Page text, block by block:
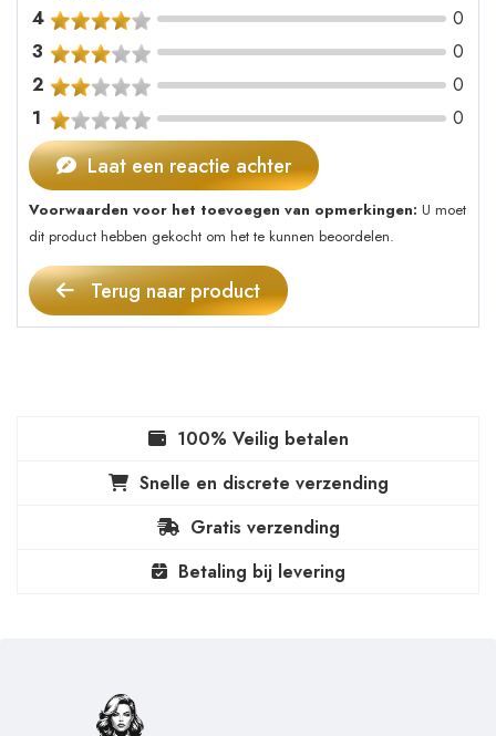
4
0
3
0
2
0
1
0
Laat een reactie achter
Voorwaarden voor het toevoegen van opmerkingen: U moet
dit product hebben gekocht om het te kunnen beoordelen.
Terug naar product
100% Veilig betalen
Snelle en discrete verzending
Gratis verzending
Betaling bij levering